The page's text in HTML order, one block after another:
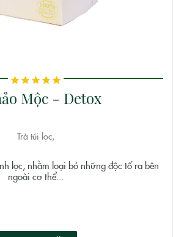
Mộc - Detox
Trà túi lọc,
lọc, nhằm loại bỏ những độc tố ra bên
ngoài cơ thể...